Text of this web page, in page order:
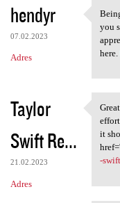
hendyr
07.02.2023
Adres
you
here.
Taylor
Swift Re...
21.02.2023
Adres
it
href='
-